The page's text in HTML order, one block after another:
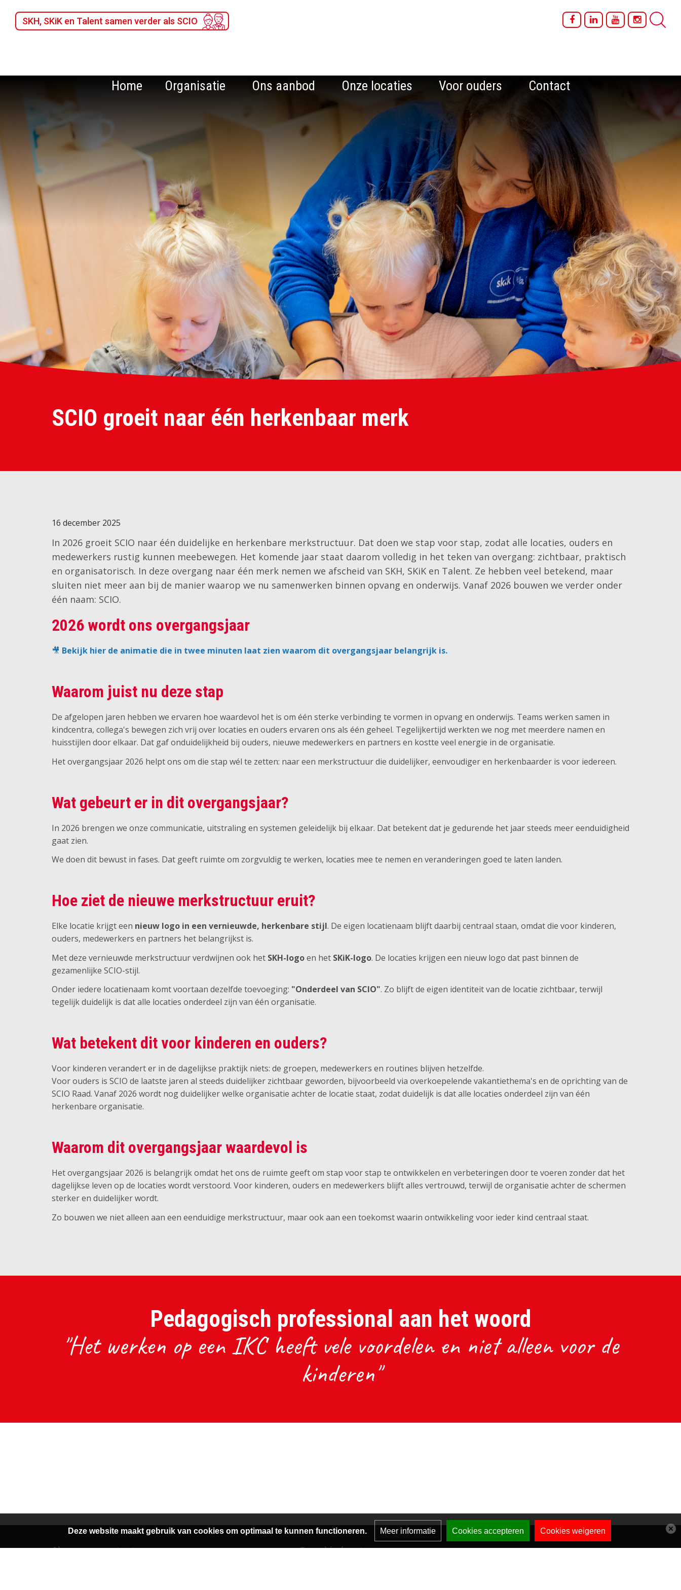
SKH, SKiK en Talent samen verder als SCIO
Home Organisatie Ons aanbod Onze locaties Voor ouders Contact
SCIO groeit naar één herkenbaar merk
16 december 2025
In 2026 groeit SCIO naar één duidelijke en herkenbare merkstructuur. Dat doen we stap voor stap, zodat alle locaties, ouders en
medewerkers rustig kunnen meebewegen. Het komende jaar staat daarom volledig in het teken van overgang: zichtbaar, praktisch
en organisatorisch. In deze overgang naar één merk nemen we afscheid van SKH, SKiK en Talent. Ze hebben veel betekend, maar
sluiten niet meer aan bij de manier waarop we nu samenwerken binnen opvang en onderwijs. Vanaf 2026 bouwen we verder onder
één naam: SCIO.
2026 wordt ons overgangsjaar
🎥 Bekijk hier de animatie die in twee minuten laat zien waarom dit overgangsjaar belangrijk is.
Waarom juist nu deze stap
De afgelopen jaren hebben we ervaren hoe waardevol het is om één sterke verbinding te vormen in opvang en onderwijs. Teams werken samen in
kindcentra, collega's bewegen zich vrij over locaties en ouders ervaren ons als één geheel. Tegelijkertijd werkten we nog met meerdere namen en
huisstijlen door elkaar. Dat gaf onduidelijkheid bij ouders, nieuwe medewerkers en partners en kostte veel energie in de organisatie.
Het overgangsjaar 2026 helpt ons om die stap wél te zetten: naar een merkstructuur die duidelijker, eenvoudiger en herkenbaarder is voor iedereen.
Wat gebeurt er in dit overgangsjaar?
In 2026 brengen we onze communicatie, uitstraling en systemen geleidelijk bij elkaar. Dat betekent dat je gedurende het jaar steeds meer eenduidigheid
gaat zien.
We doen dit bewust in fases. Dat geeft ruimte om zorgvuldig te werken, locaties mee te nemen en veranderingen goed te laten landen.
Hoe ziet de nieuwe merkstructuur eruit?
Elke locatie krijgt een nieuw logo in een vernieuwde, herkenbare stijl. De eigen locatienaam blijft daarbij centraal staan, omdat die voor kinderen,
ouders, medewerkers en partners het belangrijkst is.
Met deze vernieuwde merkstructuur verdwijnen ook het SKH-logoen het SKiK-logo. De locaties krijgen een nieuw logo dat past binnen de
gezamenlijke SCIO-stijl.
Onder iedere locatienaam komt voortaan dezelfde toevoeging: "Onderdeel van SCIO". Zo blijft de eigen identiteit van de locatie zichtbaar, terwijl
tegelijk duidelijk is dat alle locaties onderdeel zijn van één organisatie.
Wat betekent dit voor kinderen en ouders?
Voor kinderen verandert er in de dagelijkse praktijk niets: de groepen, medewerkers en routines blijven hetzelfde.
Voor ouders is SCIO de laatste jaren al steeds duidelijker zichtbaar geworden, bijvoorbeeld via overkoepelende vakantiethema's en de oprichting van de
SCIO Raad. Vanaf 2026 wordt nog duidelijker welke organisatie achter de locatie staat, zodat duidelijk is dat alle locaties onderdeel zijn van één
herkenbare organisatie.
Waarom dit overgangsjaar waardevol is
Het overgangsjaar 2026 is belangrijk omdat het ons de ruimte geeft om stap voor stap te ontwikkelen en verbeteringen door te voeren zonder dat het
dagelijkse leven op de locaties wordt verstoord. Voor kinderen, ouders en medewerkers blijft alles vertrouwd, terwijl de organisatie achter de schermen
sterker en duidelijker wordt.
Zo bouwen we niet alleen aan een eenduidige merkstructuur, maar ook aan een toekomst waarin ontwikkeling voor ieder kind centraal staat.
Pedagogisch professional aan het woord
"Het werken op een IKC heeft vele voordelen en niet alleen voor de
kinderen"
Algemene contactgegevens Onze kindcentra
Deze website maakt gebruik van cookies om optimaal te kunnen functioneren. Meer informatie Cookies accepteren Cookies weigeren